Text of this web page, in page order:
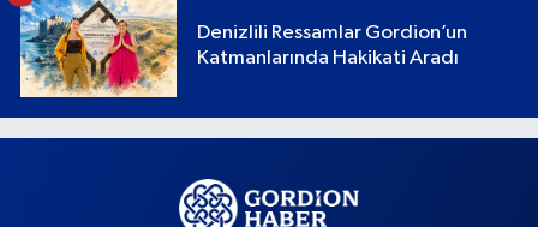
Denizlili Ressamlar Gordion’un
Katmanlarında Hakikati Aradı